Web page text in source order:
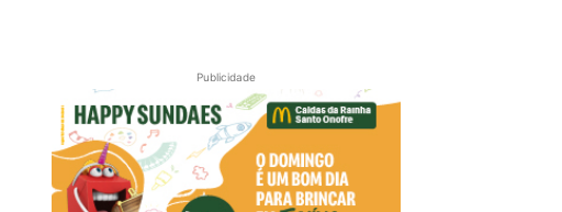
Publicidade